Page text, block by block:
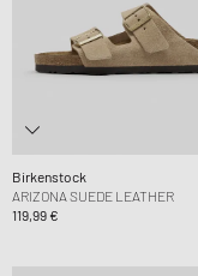
Birkenstock
ARIZONA SUEDE LEATHER
119,99 €